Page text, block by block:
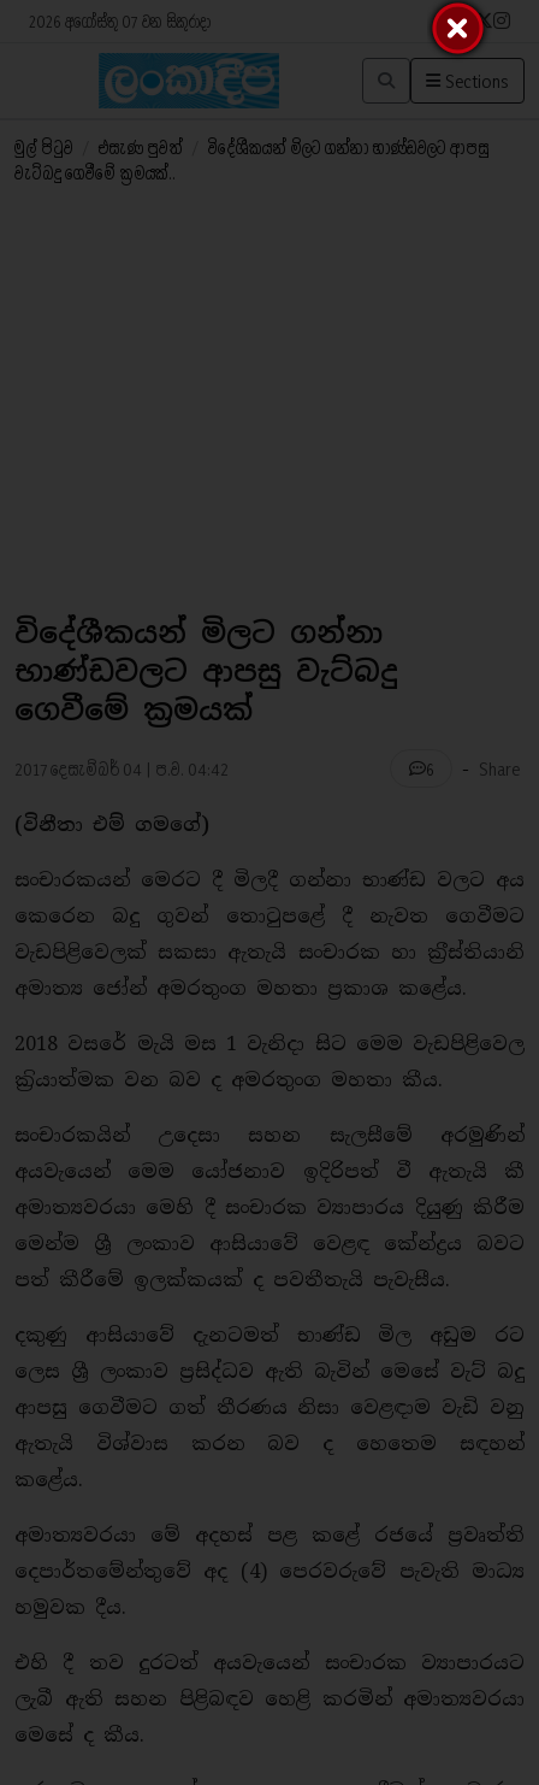
2026 අගෝස්තු 07 වන සිකුරාදා
Sections
මුල් පිටුව එසැණ පුවත්
විදේශීකයන් මිලට ගන්නා භාණ්ඩවලට ආපසු
වැට්බදු ගෙවීමේ ක්‍රමයක්..
විදේශීකයන් මිලට ගන්නා
භාණ්ඩවලට ආපසු වැට්බදු
ගෙවීමේ ක්‍රමයක්
2017 දෙසැම්බර් 04 | ප.ව. 04:42 6 - Share
(විනීතා එම් ගමගේ)
සංචාරකයන් මෙරට දී මිලදී ගන්නා භාණ්ඩ වලට අය
කෙරෙන බදු ගුවන් තොටුපළේ දී නැවත ගෙවීමට
වැඩපිළිවෙලක් සකසා ඇතැයි සංචාරක හා ක‍්‍රීස්තියානි
අමාත්‍ය ජෝන් අමරතුංග මහතා ප‍්‍රකාශ කළේය.
2018 වසරේ මැයි මස 1 වැනිදා සිට මෙම වැඩපිළිවෙල
ක‍්‍රියාත්මක වන බව ද අමරතුංග මහතා කීය.
සංචාරකයින් උදෙසා සහන සැලසීමේ අරමුණින්
අයවැයෙන් මෙම යෝජනාව ඉදිරිපත් වී ඇතැයි කී
අමාත්‍යවරයා මෙහි දී සංචාරක ව්‍යාපාරය දියුණු කිරීම
මෙන්ම ශ්‍රී ලංකාව ආසියාවේ වෙළඳ කේන්ද්‍රය බවට
පත් කීරීමේ ඉලක්කයක් ද පවතීතැයි පැවැසීය.
දකුණු ආසියාවේ දැනටමත් භාණ්ඩ මිල අඩුම රට
ලෙස ශ්‍රී ලංකාව ප‍්‍රසිද්ධව ඇති බැවින් මෙසේ වැට් බදු
ආපසු ගෙවීමට ගත් තීරණය නිසා වෙළඳාම වැඩි වනු
ඇතැයි විශ්වාස කරන බව ද හෙතෙම සඳහන්
කළේය.
අමාත්‍යවරයා මේ අදහස් පළ කළේ රජයේ ප‍්‍රවෘත්ති
දෙපාර්තමේන්තුවේ අද (4) පෙරවරුවේ පැවැති මාධ්‍ය
හමුවක දීය.
එහි දී තව දුරටත් අයවැයෙන් සංචාරක ව්‍යාපාරයට
ලැබී ඇති සහන පිළිබඳව හෙළි කරමින් අමාත්‍යවරයා
මෙසේ ද කීය.